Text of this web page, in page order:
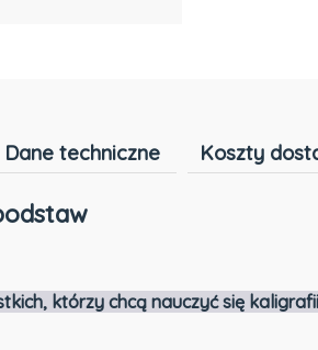
Dane techniczne Koszty
którzy chcą nauczyć się